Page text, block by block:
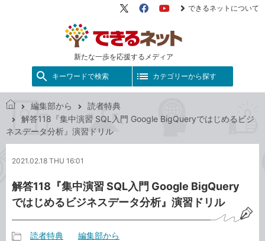
新たな一歩を応援するメディア
X（旧
FacebookYouTube
できるネットについて
キーワードで検索 カテゴリーから探す
で
き
ッ
編集部から
読者特典
解答118『集中演習 SQL入門 Google BigQueryではじめるビジ
ネスデータ分析』演習ドリル
2021.02.18 THU 16:01
解答118『集中演習 SQL入門 Google BigQuery
ではじめるビジネスデータ分析』演習ドリル
読者特典 編集部から